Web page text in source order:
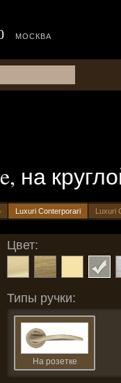
МОСКВА
на
Luxuri Conterporari Luxuri
Цвет:
Типы ручки:
На розетке